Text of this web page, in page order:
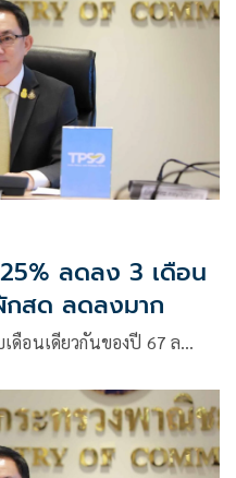
ลดลง 3 เดือน
กสด ลดลงมาก
ดือนเดียวกันของปี 67 ล…